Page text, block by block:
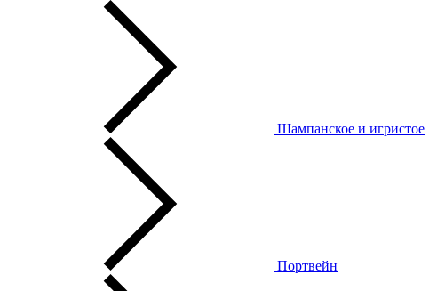
Шампанское и игристое
Портвейн